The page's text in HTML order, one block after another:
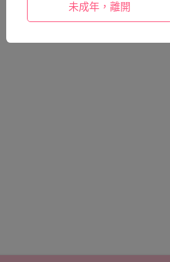
未成年，離開